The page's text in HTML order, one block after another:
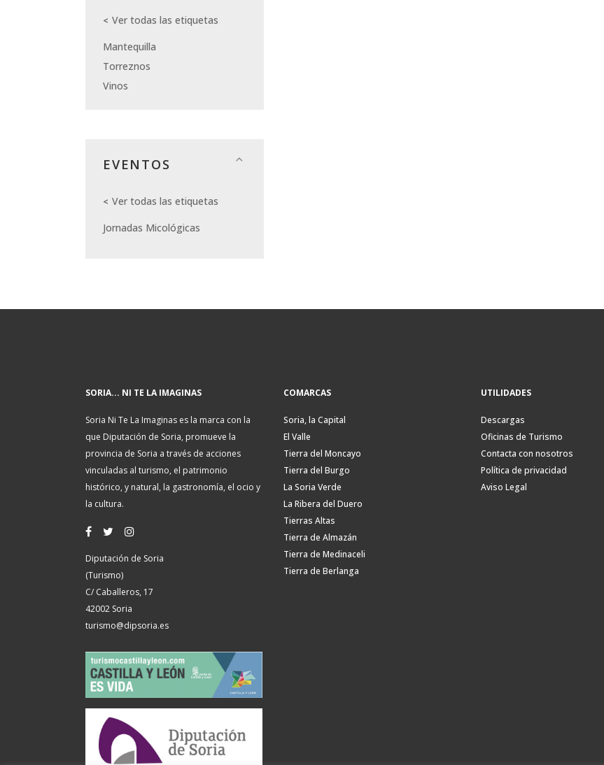
Ver todas las etiquetas
Mantequilla
Torreznos
Vinos
EVENTOS
Ver todas las etiquetas
Jornadas Micológicas
SORIA... NI TE LA IMAGINAS
Soria Ni Te La Imaginas es la marca con la
que Diputación de Soria, promueve la
provincia de Soria a través de acciones
vinculadas al turismo, el patrimonio
histórico, y natural, la gastronomía, el ocio y
la cultura.
Diputación de Soria
(Turismo)
C/ Caballeros, 17
42002 Soria
turismo@dipsoria.es
COMARCAS
Soria, la Capital
El Valle
Tierra del Moncayo
Tierra del Burgo
La Soria Verde
La Ribera del Duero
Tierras Altas
Tierra de Almazán
Tierra de Medinaceli
Tierra de Berlanga
UTILIDADES
Descargas
Oficinas de Turismo
Contacta con nosotros
Política de privacidad
Aviso Legal